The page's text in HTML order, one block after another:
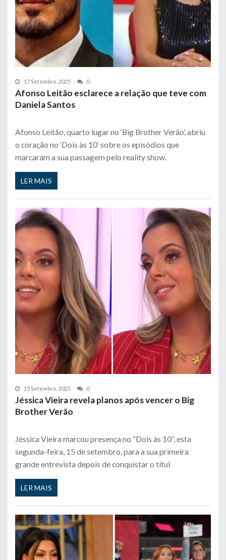
17 Setembro, 2025 0
Afonso Leitão esclarece a relação que teve com
Daniela Santos
Afonso Leitão, quarto lugar no ‘Big Brother Verão’, abriu
o coração no ‘Dois às 10’ sobre os episódios que
marcaram a sua passagem pelo reality show.
LER MAIS
15 Setembro, 2025 0
Jéssica Vieira revela planos após vencer o Big
Brother Verão
Jéssica Vieira marcou presença no “Dois às 10”, esta
segunda-feira, 15 de setembro, para a sua primeira
grande entrevista depois de conquistar o títul
LER MAIS